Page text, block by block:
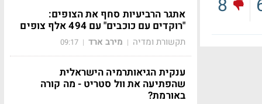
8
אתגר הרביעיות סחף את הצופים:
"רוקדים עם כוכבים" עם 494 אלף צופים
תקשורת ומדיה | מירב ארד |
09:17
ענקית הגיאותרמיה הישראלית
שהפתיעה את וול סטריט - מה קורה
באורמת?